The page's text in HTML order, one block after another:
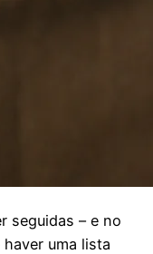
seguidas – e no
uma lista